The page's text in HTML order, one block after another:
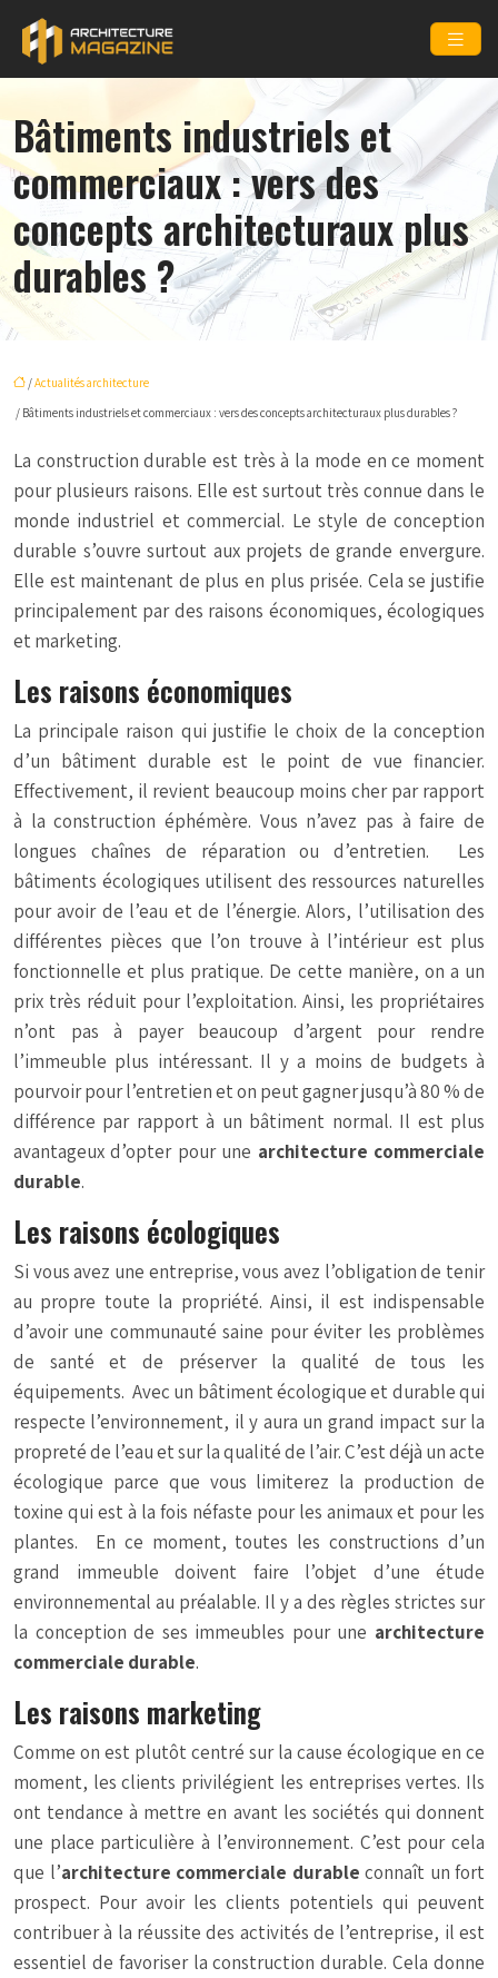
Bâtiments industriels et
commerciaux : vers des
concepts architecturaux plus
durables ?
/Actualités architecture
/ Bâtiments industriels et commerciaux : vers des concepts architecturaux plus durables ?
La construction durable est très à la mode en ce moment
pour plusieurs raisons. Elle est surtout très connue dans le
monde industriel et commercial. Le style de conception
durable s’ouvre surtout aux projets de grande envergure.
Elle est maintenant de plus en plus prisée. Cela se justifie
principalement par des raisons économiques, écologiques
et marketing.
Les raisons économiques
La principale raison qui justifie le choix de la conception
d’un bâtiment durable est le point de vue financier.
Effectivement, il revient beaucoup moins cher par rapport
à la construction éphémère. Vous n’avez pas à faire de
longues chaînes de réparation ou d’entretien. Les
bâtiments écologiques utilisent des ressources naturelles
pour avoir de l’eau et de l’énergie. Alors, l’utilisation des
différentes pièces que l’on trouve à l’intérieur est plus
fonctionnelle et plus pratique. De cette manière, on a un
prix très réduit pour l’exploitation. Ainsi, les propriétaires
n’ont pas à payer beaucoup d’argent pour rendre
l’immeuble plus intéressant. Il y a moins de budgets à
pourvoir pour l’entretien et on peut gagner jusqu’à 80 % de
différence par rapport à un bâtiment normal. Il est plus
avantageux d’opter pour une architecture commerciale
durable.
Les raisons écologiques
Si vous avez une entreprise, vous avez l’obligation de tenir
au propre toute la propriété. Ainsi, il est indispensable
d’avoir une communauté saine pour éviter les problèmes
de santé et de préserver la qualité de tous les
équipements. Avec un bâtiment écologique et durable qui
respecte l’environnement, il y aura un grand impact sur la
propreté de l’eau et sur la qualité de l’air. C’est déjà un acte
écologique parce que vous limiterez la production de
toxine qui est à la fois néfaste pour les animaux et pour les
plantes. En ce moment, toutes les constructions d’un
grand immeuble doivent faire l’objet d’une étude
environnemental au préalable. Il y a des règles strictes sur
la conception de ses immeubles pour une architecture
commerciale durable.
Les raisons marketing
Comme on est plutôt centré sur la cause écologique en ce
moment, les clients privilégient les entreprises vertes. Ils
ont tendance à mettre en avant les sociétés qui donnent
une place particulière à l’environnement. C’est pour cela
que l’architecture commerciale durable connaît un fort
prospect. Pour avoir les clients potentiels qui peuvent
contribuer à la réussite des activités de l’entreprise, il est
essentiel de favoriser la construction durable. Cela donne